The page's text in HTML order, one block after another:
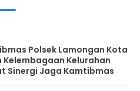
Polsek Lamongan Kota
Kelembagaan Kelurahan
Sinergi Jaga Kamtibmas